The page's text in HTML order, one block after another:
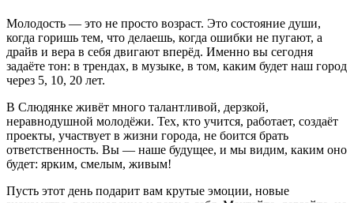
Молодость — это не просто возраст. Это состояние души,
когда горишь тем, что делаешь, когда ошибки не пугают, а
драйв и вера в себя двигают вперёд. Именно вы сегодня
задаёте тон: в трендах, в музыке, в том, каким будет наш город
через 5, 10, 20 лет.
В Слюдянке живёт много талантливой, дерзкой,
неравнодушной молодёжи. Тех, кто учится, работает, создаёт
проекты, участвует в жизни города, не боится брать
ответственность. Вы — наше будущее, и мы видим, каким оно
будет: ярким, смелым, живым!
Пусть этот день подарит вам крутые эмоции, новые